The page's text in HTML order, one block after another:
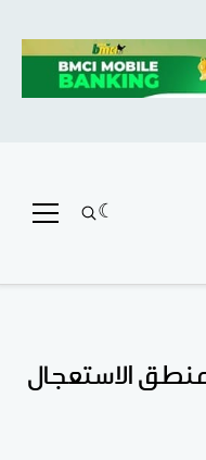
منطق الاستعجال